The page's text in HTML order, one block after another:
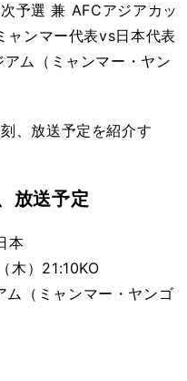
予選 兼 AFCアジアカッ
ンマー代表vs日本代表
ム（ミャンマー・ヤン
、放送予定を紹介す
放送予定
本
木）21:10KO
ム（ミャンマー・ヤンゴ